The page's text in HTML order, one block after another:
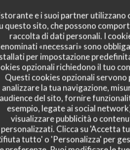
e i suoi partner utilizzano
questo sito, che possono
raccolta di dati personali. I
«necessari» sono
per impostazione
opzionali richiedono il tuo
Questi cookies opzionali servono
analizzare la tua navigazione,
del sito, fornire
esempio, legate ai social
visualizzare pubblicità o
personalizzati. Clicca su 'Accetta
tutto' o 'Personalizza' per
nostri clienti
2
5/5 Cucina:5/5 Qualità / Prezzo :5/5